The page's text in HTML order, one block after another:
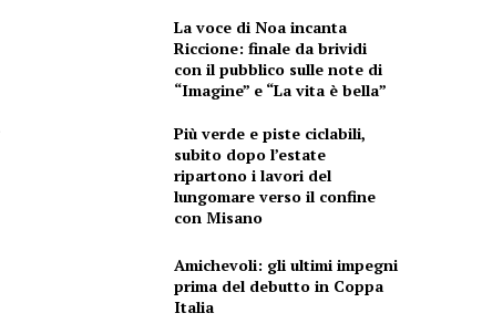
La voce di Noa incanta
Riccione: finale da brividi
con il pubblico sulle note di
“Imagine” e “La vita è bella”
Più verde e piste ciclabili,
subito dopo l’estate
ripartono i lavori del
lungomare verso il confine
con Misano
Amichevoli: gli ultimi impegni
prima del debutto in Coppa
Italia